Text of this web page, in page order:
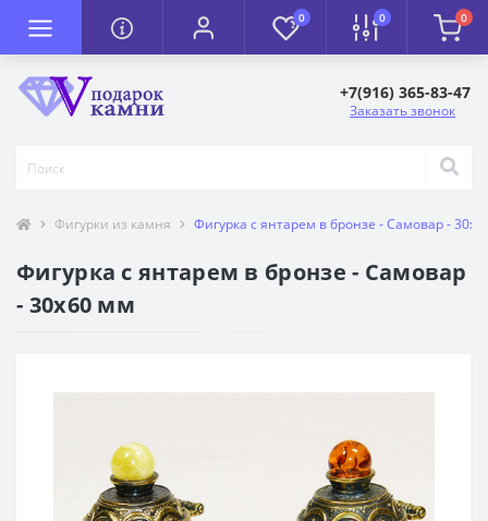
0 0 0
+7(916) 365-83-47
Заказать звонок
Фигурки из камня Фигурка с янтарем в бронзе - Самовар -
Фигурка с янтарем в бронзе - Самовар
- 30х60 мм